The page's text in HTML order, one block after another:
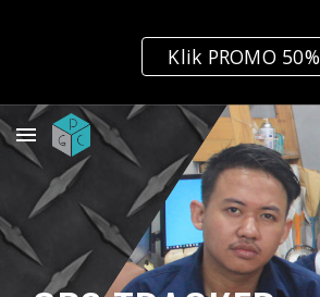
Skip to main content
Klik PROMO 50%